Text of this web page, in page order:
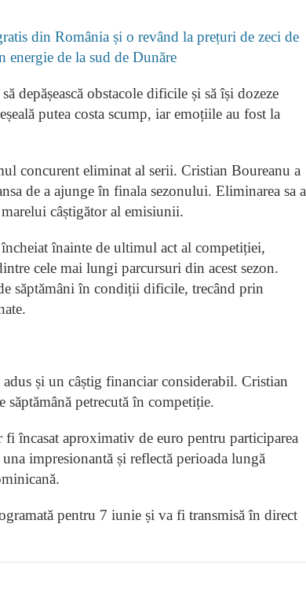
din România și o revând la prețuri de zeci de
de la sud de Dunăre
depășească obstacole dificile și să își dozeze
putea costa scump, iar emoțiile au fost la
concurent eliminat al serii. Cristian Boureanu a
de a ajunge în finala sezonului. Eliminarea sa a
câștigător al emisiunii.
înainte de ultimul act al competiției,
cele mai lungi parcursuri din acest sezon.
săptămâni în condiții dificile, trecând prin
și un câștig financiar considerabil. Cristian
petrecută în competiție.
încasat aproximativ de euro pentru participarea
impresionantă și reflectă perioada lungă
pentru 7 iunie și va fi transmisă în direct